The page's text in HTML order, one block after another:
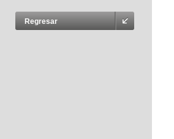
Regresar